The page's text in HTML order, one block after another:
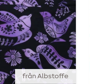
från Albstoffe